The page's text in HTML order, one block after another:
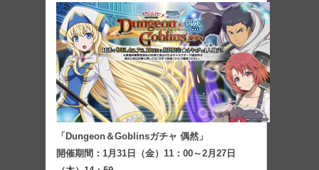
「Dungeon＆Goblinsガチャ 偶然」
開催期間：1月31日（金）11：00～2月27日